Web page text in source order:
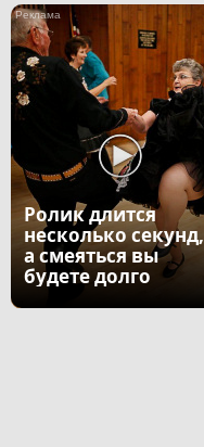
Ролик длится
несколько секунд,
а смеяться вы
будете долго